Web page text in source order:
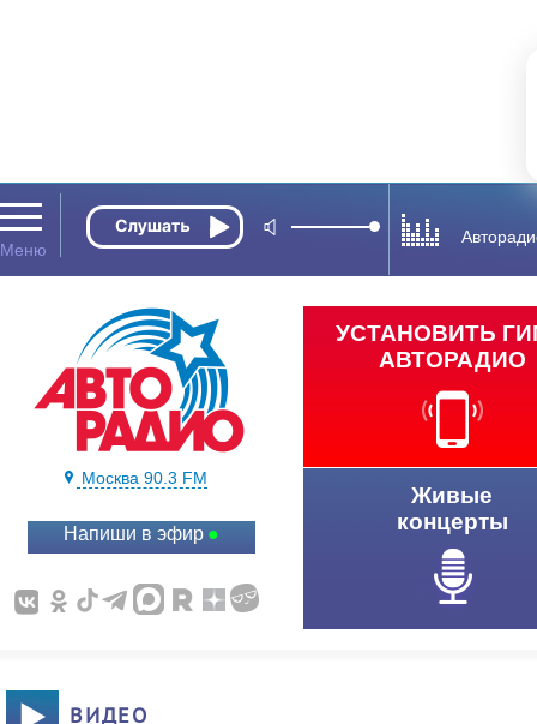
Москва 90.3 FM
Напиши в эфир
УСТАНОВИТЬ
АВТОРАДИО
Живые
концерты
ВИДЕО